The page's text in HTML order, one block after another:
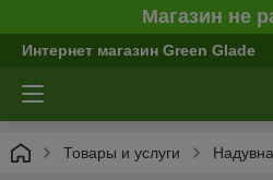
Магазин не
Интернет магазин Green Glade
Товары и услуги